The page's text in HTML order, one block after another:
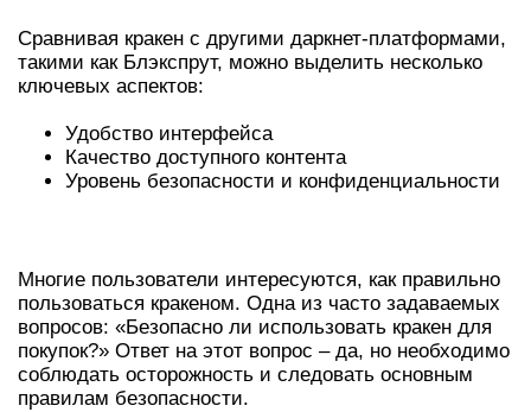
Сравнивая кракен с другими даркнет-платформами,
такими как Блэкспрут, можно выделить несколько
ключевых аспектов:
Удобство интерфейса
Качество доступного контента
Уровень безопасности и конфиденциальности
Многие пользователи интересуются, как правильно
пользоваться кракеном. Одна из часто задаваемых
вопросов: «Безопасно ли использовать кракен для
покупок?» Ответ на этот вопрос – да, но необходимо
соблюдать осторожность и следовать основным
правилам безопасности.